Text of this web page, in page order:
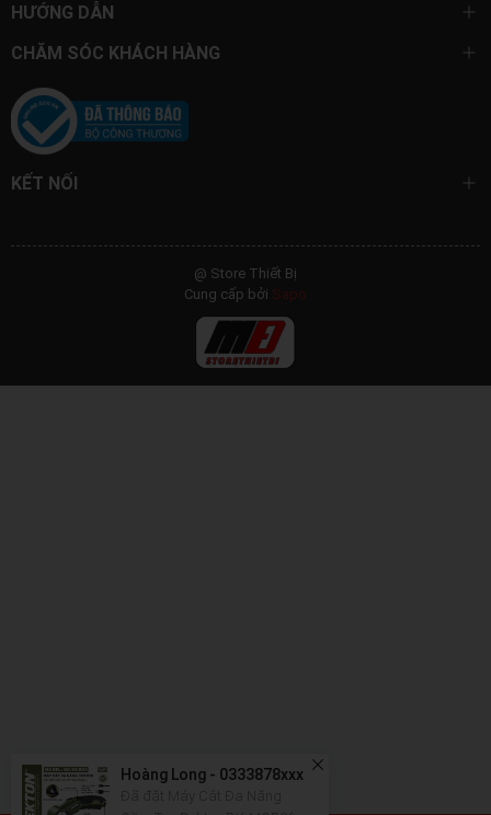
HƯỚNG DẪN
CHĂM SÓC KHÁCH HÀNG
KẾT NỐI
@ Store Thiết Bị
Cung cấp bởi Sapo
Đã đặt Máy Cắt Đa Năng